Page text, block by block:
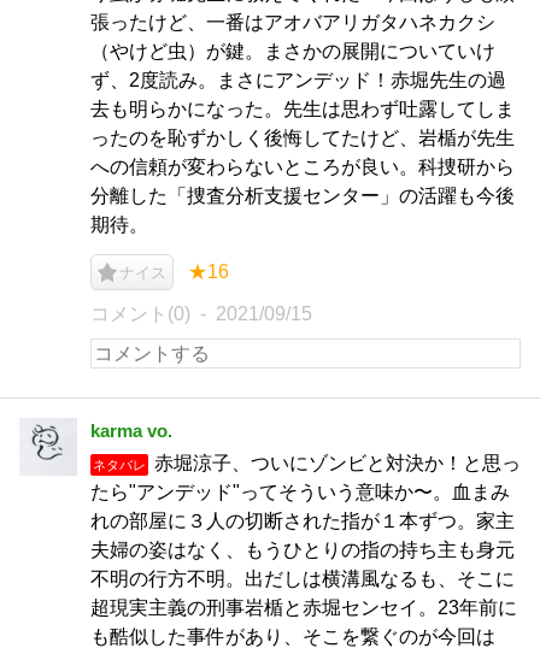
張ったけど、一番はアオバアリガタハネカクシ
（やけど虫）が鍵。まさかの展開についていけ
ず、2度読み。まさにアンデッド！赤堀先生の過
去も明らかになった。先生は思わず吐露してしま
ったのを恥ずかしく後悔してたけど、岩楯が先生
への信頼が変わらないところが良い。科捜研から
分離した「捜査分析支援センター」の活躍も今後
期待。
ナイス ★16
コメント(0) 2021/09/15
karma vo.
ネタバレ
赤堀涼子、ついにゾンビと対決か！と思っ
たら"アンデッド"ってそういう意味か〜。血まみ
れの部屋に３人の切断された指が１本ずつ。家主
夫婦の姿はなく、もうひとりの指の持ち主も身元
不明の行方不明。出だしは横溝風なるも、そこに
超現実主義の刑事岩楯と赤堀センセイ。23年前に
も酷似した事件があり、そこを繋ぐのが今回は